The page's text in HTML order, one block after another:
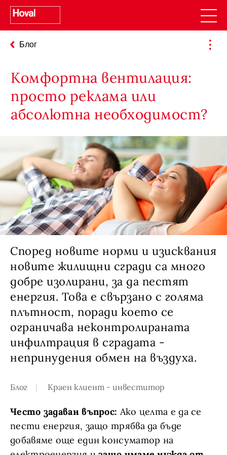
Блог
pro (40, 50)
Комфортна вентилация:
просто реклама или
абсолютна необходимост?
Според новите норми и изисквания
новите жилищни сгради са много
добре изолирани, за да пестят
енергия. Това е свързано с голяма
плътност, поради което се
ограничава неконтролираната
инфилтрация в сградата -
непринудения обмен на въздуха.
Блог Краен клиент - инвеститор
Често задаван въпрос: Ако целта е да се
пести енергия, защо трябва да бъде
добавяме още един консуматор на